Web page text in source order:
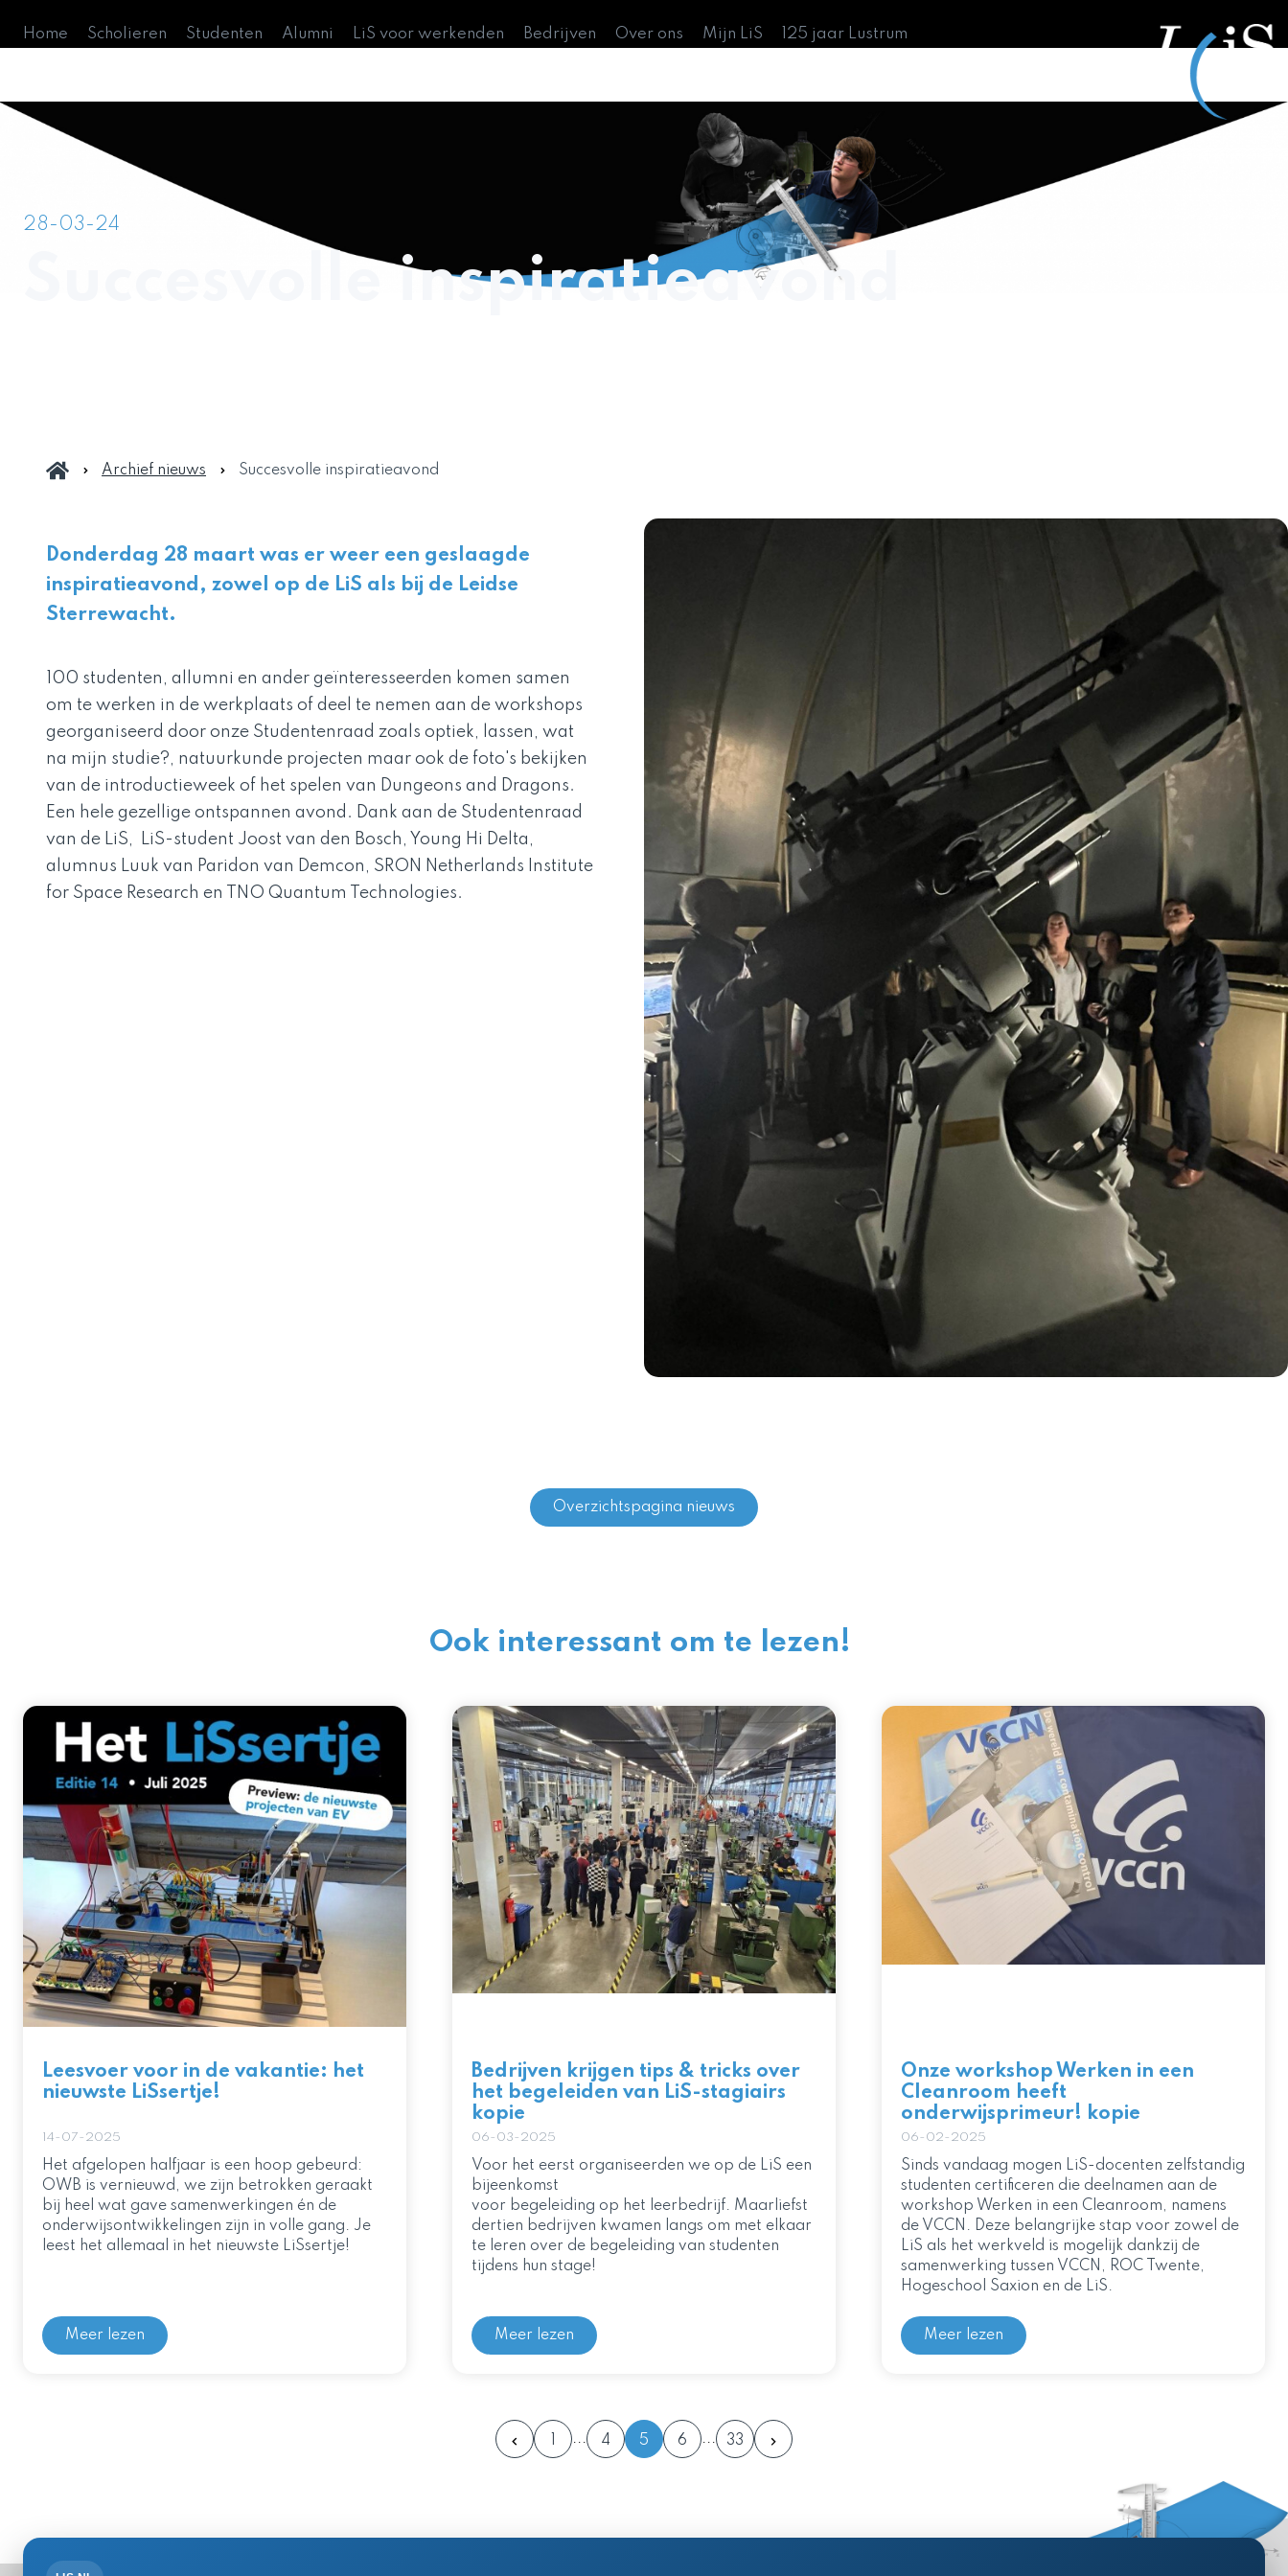
Home Scholieren Studenten Alumni LiS voor werkenden Bedrijven Over ons Mijn LiS 125 jaar Lustrum
28-03-24
Succesvolle inspiratieavond
Archief nieuws Succesvolle inspiratieavond
Donderdag 28 maart was er weer een geslaagde
inspiratieavond, zowel op de LiS als bij de Leidse
Sterrewacht.
100 studenten, allumni en ander geïnteresseerden komen samen
om te werken in de werkplaats of deel te nemen aan de workshops
georganiseerd door onze Studentenraad zoals optiek, lassen, wat
na mijn studie?, natuurkunde projecten maar ook de foto's bekijken
van de introductieweek of het spelen van Dungeons and Dragons.
Een hele gezellige ontspannen avond. Dank aan de Studentenraad
van de LiS, LiS-student Joost van den Bosch, Young Hi Delta,
alumnus Luuk van Paridon van Demcon , SRON Netherlands Institute
for Space Research en TNO Quantum Technologies.
Overzichtspagina nieuws
Ook interessant om te lezen!
Leesvoer voor in de vakantie: het
nieuwste LiSsertje!
14-07-2025
Het afgelopen halfjaar is een hoop gebeurd:
OWB is vernieuwd, we zijn betrokken geraakt
bij heel wat gave samenwerkingen én de
onderwijsontwikkelingen zijn in volle gang. Je
leest het allemaal in het nieuwste LiSsertje!
Meer lezen
Bedrijven krijgen tips & tricks over
het begeleiden van LiS-stagiairs
kopie
06-03-2025
Voor het eerst organiseerden we op de LiS een
bijeenkomst
voor begeleiding op het leerbedrijf. Maarliefst
dertien bedrijven kwamen langs om met elkaar
te leren over de begeleiding van studenten
tijdens hun stage!
Meer lezen
Onze workshop Werken in een
Cleanroom heeft
onderwijsprimeur! kopie
06-02-2025
Sinds vandaag mogen LiS-docenten zelfstandig
studenten certificeren die deelnamen aan de
workshop Werken in een Cleanroom, namens
de VCCN. Deze belangrijke stap voor zowel de
LiS als het werkveld is mogelijk dankzij de
samenwerking tussen VCCN, ROC Twente,
Hogeschool Saxion en de LiS.
Meer lezen
4 5 6 33